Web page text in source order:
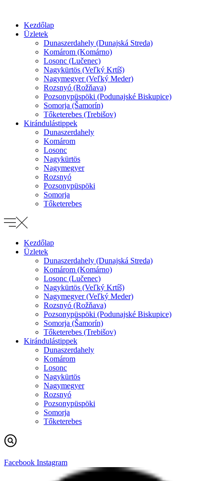
obsah
Kezdőlap
Üzletek
Dunaszerdahely (Dunajská Streda)
Komárom (Komárno)
Losonc (Lučenec)
Nagykürtös (Veľký Krtíš)
Nagymegyer (Veľký Meder)
Rozsnyó (Rožňava)
Pozsonypüspöki (Podunajské Biskupice)
Somorja (Šamorín)
Tőketerebes (Trebišov)
Kirándulástippek
Dunaszerdahely
Komárom
Losonc
Nagykürtös
Nagymegyer
Rozsnyó
Pozsonypüspöki
Somorja
Tőketerebes
Kezdőlap
Üzletek
Dunaszerdahely (Dunajská Streda)
Komárom (Komárno)
Losonc (Lučenec)
Nagykürtös (Veľký Krtíš)
Nagymegyer (Veľký Meder)
Rozsnyó (Rožňava)
Pozsonypüspöki (Podunajské Biskupice)
Somorja (Šamorín)
Tőketerebes (Trebišov)
Kirándulástippek
Dunaszerdahely
Komárom
Losonc
Nagykürtös
Nagymegyer
Rozsnyó
Pozsonypüspöki
Somorja
Tőketerebes
Facebook Instagram